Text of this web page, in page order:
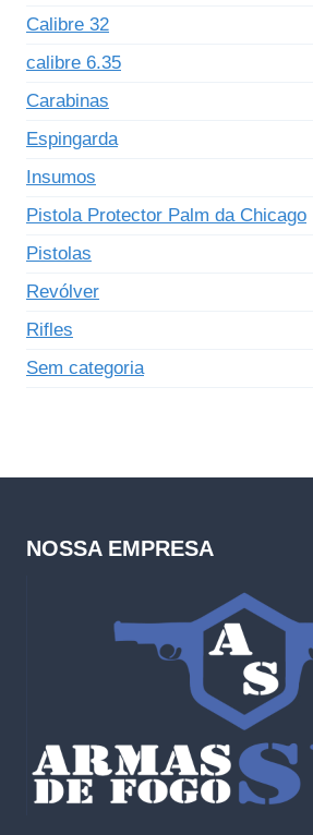
Calibre 32
calibre 6.35
Carabinas
Espingarda
Insumos
Pistola Protector Palm da Chicago
Pistolas
Revólver
Rifles
Sem categoria
NOSSA EMPRESA